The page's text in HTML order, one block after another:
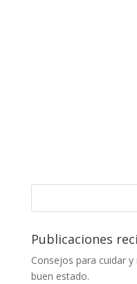
Publicaciones
Consejos para cuidar
buen estado.